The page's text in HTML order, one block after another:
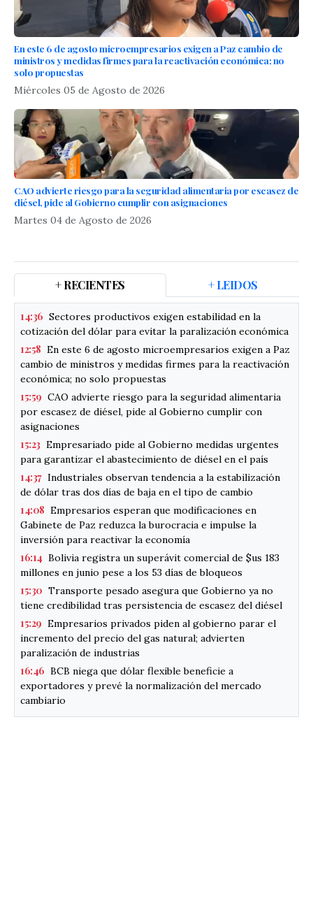
En este 6 de agosto microempresarios exigen a Paz cambio de
ministros y medidas firmes para la reactivación económica; no
solo propuestas
Miércoles 05 de Agosto de 2026
CAO advierte riesgo para la seguridad alimentaria por escasez de
diésel, pide al Gobierno cumplir con asignaciones
Martes 04 de Agosto de 2026
+ RECIENTES + LEIDOS
14:36 Sectores productivos exigen estabilidad en la
cotización del dólar para evitar la paralización económica
12:58 En este 6 de agosto microempresarios exigen a Paz
cambio de ministros y medidas firmes para la reactivación
económica; no solo propuestas
15:59 CAO advierte riesgo para la seguridad alimentaria
por escasez de diésel, pide al Gobierno cumplir con
asignaciones
15:23 Empresariado pide al Gobierno medidas urgentes
para garantizar el abastecimiento de diésel en el país
14:37 Industriales observan tendencia a la estabilización
de dólar tras dos días de baja en el tipo de cambio
14:08 Empresarios esperan que modificaciones en
Gabinete de Paz reduzca la burocracia e impulse la
inversión para reactivar la economía
16:14 Bolivia registra un superávit comercial de $us 183
millones en junio pese a los 53 días de bloqueos
15:30 Transporte pesado asegura que Gobierno ya no
tiene credibilidad tras persistencia de escasez del diésel
15:29 Empresarios privados piden al gobierno parar el
incremento del precio del gas natural; advierten
paralización de industrias
16:46 BCB niega que dólar flexible beneficie a
exportadores y prevé la normalización del mercado
cambiario